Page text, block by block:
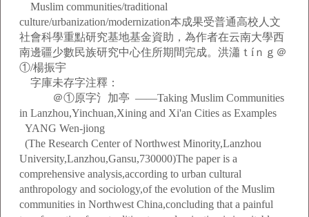
Muslim communities/traditional
culture/urbanization/modernization本成果受普通高校人文
社會科學重點研究基地基金資助，為作者在云南大學西
南邊疆少數民族研究中心住所期間完成。洪瀟ｔíｎｇ＠
①/楊振宇
字庫未存字注釋：
＠①原字氵加亭 ——Taking Muslim Communities
in Lanzhou,Yinchuan,Xining and Xi'an Cities as Examples
YANG Wen-jiong
(The Research Center of Northwest Minority,Lanzhou
University,Lanzhou,Gansu,730000)The paper is a
comprehensive analysis,according to urban cultural
anthropology and sociology,of the evolution of the Muslim
communities in Northwest China,concluding that a painful